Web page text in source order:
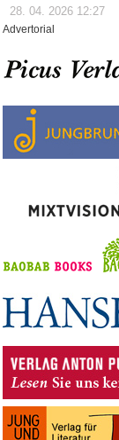
28. 04. 2026 12:27
Advertorial